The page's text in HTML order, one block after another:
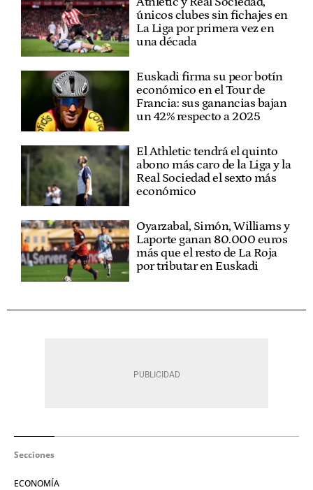
únicos clubes sin fichajes en
La Liga por primera vez en
una década
Euskadi firma su peor botín
económico en el Tour de
Francia: sus ganancias bajan
un 42% respecto a 2025
El Athletic tendrá el quinto
abono más caro de la Liga y la
Real Sociedad el sexto más
económico
Oyarzabal, Simón, Williams y
Laporte ganan 80.000 euros
más que el resto de La Roja
por tributar en Euskadi
Secciones
ECONOMÍA